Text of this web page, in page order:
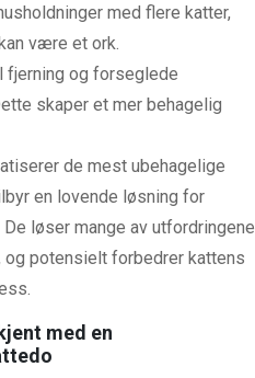
med flere katter,
være et ork.
fjerning og forseglede
skaper et mer behagelig
de mest ubehagelige
en lovende løsning for
løser mange av utfordringene
potensielt forbedrer kattens
med en